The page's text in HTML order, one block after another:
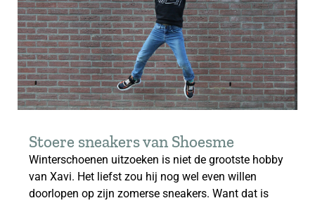
Stoere sneakers van Shoesme
Winterschoenen uitzoeken is niet de grootste hobby
van Xavi. Het liefst zou hij nog wel even willen
doorlopen op zijn zomerse sneakers. Want dat is